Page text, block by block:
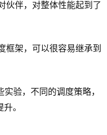
伙伴，对整体性能起到了
框架，可以很容易继承到
验，不同的调度策略，
。